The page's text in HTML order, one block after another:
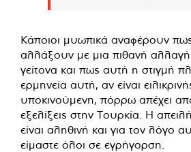
Κάποιοι μυωπικά αναφέρουν
αλλάξουν με μια πιθανή αλλαγή
γείτονα και πως αυτή η στιγμή
ερμηνεία αυτή, αν είναι
υποκινούμενη, πόρρω απέχει
εξελίξεις στην Τουρκία. Η
είναι αληθινή και για τον λόγο
είμαστε όλοι σε εγρήγορση.